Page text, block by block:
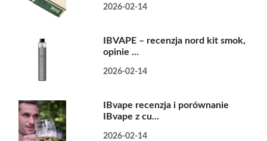
2026-02-14
IBVAPE – recenzja nord kit smok,
opinie ...
2026-02-14
IBvape recenzja i porównanie
IBvape z cu...
2026-02-14